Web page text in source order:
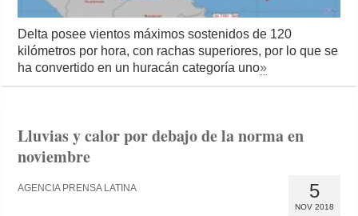
Delta posee vientos máximos sostenidos de 120
kilómetros por hora, con rachas superiores, por lo que se
ha convertido en un huracán categoría uno»
Lluvias y calor por debajo de la norma en
noviembre
5
NOV 2018
AGENCIA PRENSA LATINA